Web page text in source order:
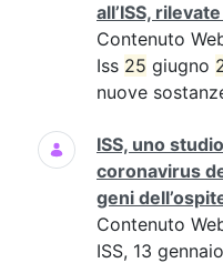
all’ISS,
Contenuto
Iss 25 giugno
nuove
ISS, uno
coronavirus
geni
Contenuto
ISS, 13 gennaio